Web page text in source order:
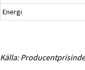
Energi
Källa: